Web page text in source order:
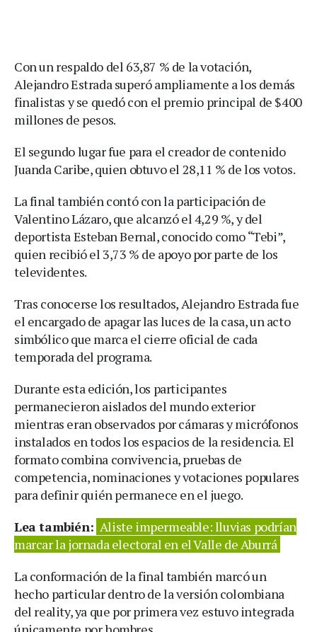
Con un respaldo del 63,87 % de la votación,
Alejandro Estrada superó ampliamente a los demás
finalistas y se quedó con el premio principal de $400
millones de pesos.
El segundo lugar fue para el creador de contenido
Juanda Caribe, quien obtuvo el 28,11 % de los votos.
La final también contó con la participación de
Valentino Lázaro, que alcanzó el 4,29 %, y del
deportista Esteban Bernal, conocido como “Tebi”,
quien recibió el 3,73 % de apoyo por parte de los
televidentes.
Tras conocerse los resultados, Alejandro Estrada fue
el encargado de apagar las luces de la casa, un acto
simbólico que marca el cierre oficial de cada
temporada del programa.
Durante esta edición, los participantes
permanecieron aislados del mundo exterior
mientras eran observados por cámaras y micrófonos
instalados en todos los espacios de la residencia. El
formato combina convivencia, pruebas de
competencia, nominaciones y votaciones populares
para definir quién permanece en el juego.
Lea también: Aliste impermeable: lluvias podrían
marcar la jornada electoral en el Valle de Aburrá
La conformación de la final también marcó un
hecho particular dentro de la versión colombiana
del reality, ya que por primera vez estuvo integrada